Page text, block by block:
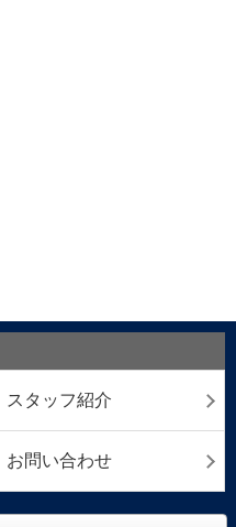
スタッフ紹介
お問い合わせ